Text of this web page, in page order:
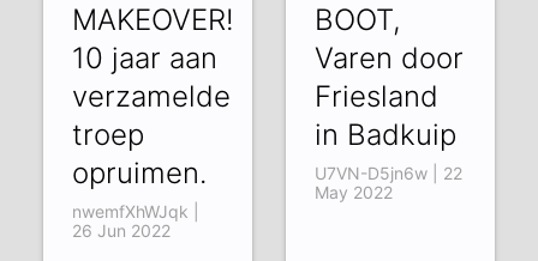
MAKEOVER!
10 jaar aan
verzamelde
troep
opruimen.
nwemfXhWJqk |
26 Jun 2022
BOOT,
Varen door
Friesland
in Badkuip
U7VN-D5jn6w | 22
May 2022